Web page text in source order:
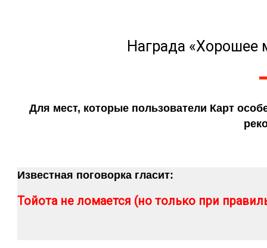
Награда «Хорошее
Для мест, которые пользователи Карт
Известная поговорка гласит:
Тойота не ломается (но только при